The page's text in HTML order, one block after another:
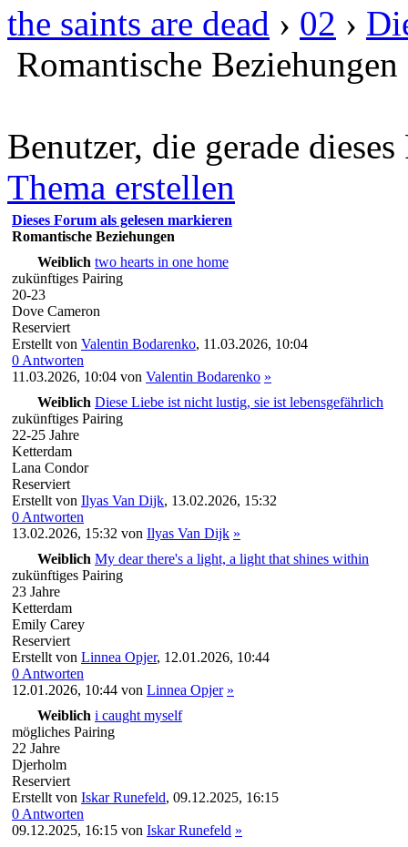
the saints are dead › 02 ›
Romantische Beziehungen
Benutzer, die gerade
Thema erstellen
Dieses Forum als gelesen markieren
Romantische Beziehungen
Weiblich two hearts in one home
zukünftiges Pairing
20-23
Dove Cameron
Reserviert
Erstellt von Valentin Bodarenko, 11.03.2026, 10:04
0 Antworten
11.03.2026, 10:04 von Valentin Bodarenko »
Weiblich Diese Liebe ist nicht lustig, sie ist lebensgefährlich
zukünftiges Pairing
22-25 Jahre
Ketterdam
Lana Condor
Reserviert
Erstellt von Ilyas Van Dijk, 13.02.2026, 15:32
0 Antworten
13.02.2026, 15:32 von Ilyas Van Dijk »
Weiblich My dear there's a light, a light that shines within
zukünftiges Pairing
23 Jahre
Ketterdam
Emily Carey
Reserviert
Erstellt von Linnea Opjer, 12.01.2026, 10:44
0 Antworten
12.01.2026, 10:44 von Linnea Opjer »
Weiblich i caught myself
mögliches Pairing
22 Jahre
Djerholm
Reserviert
Erstellt von Iskar Runefeld, 09.12.2025, 16:15
0 Antworten
09.12.2025, 16:15 von Iskar Runefeld »